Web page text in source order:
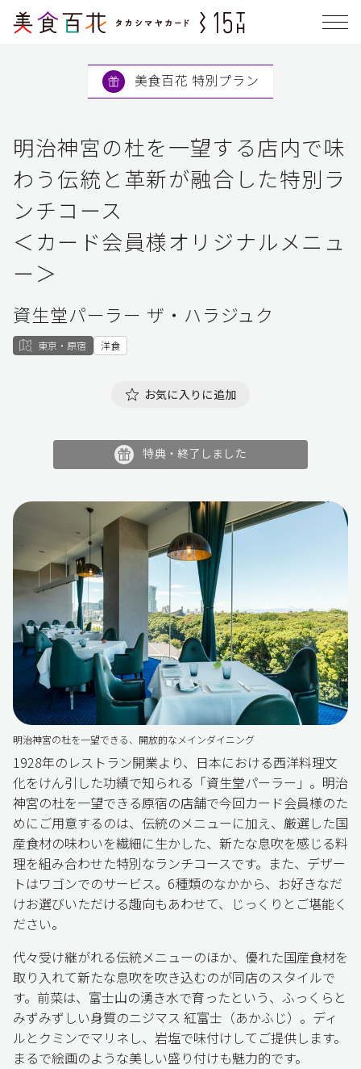
美食百花 特別プラン
明治神宮の杜を一望する店内で味
わう伝統と革新が融合した特別ラ
ンチコース
＜カード会員様オリジナルメニュ
ー＞
資生堂パーラー ザ・ハラジュク
東京・原宿 洋食
お気に入りに追加
特典・終了しました
明治神宮の杜を一望できる、開放的なメインダイニング
1928年のレストラン開業より、日本における西洋料理文
化をけん引した功績で知られる「資生堂パーラー」。明治
神宮の杜を一望できる原宿の店舗で今回カード会員様のた
めにご用意するのは、伝統のメニューに加え、厳選した国
産食材の味わいを繊細に生かした、新たな息吹を感じる料
理を組み合わせた特別なランチコースです。また、デザー
トはワゴンでのサービス。6種類のなかから、お好きなだ
けお選びいただける趣向もあわせて、じっくりとご堪能く
ださい。
代々受け継がれる伝統メニューのほか、優れた国産食材を
取り入れて新たな息吹を吹き込むのが同店のスタイルで
す。前菜は、富士山の湧き水で育ったという、ふっくらと
みずみずしい身質のニジマス 紅富士（あかふじ）。ディ
ルとクミンでマリネし、岩塩で味付けしてご提供します。
まるで絵画のような美しい盛り付けも魅力的です。